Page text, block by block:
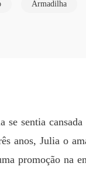
filha de um Duque
séria enganada.
Armadilha
se sentia
anos, Julia o
promoção na